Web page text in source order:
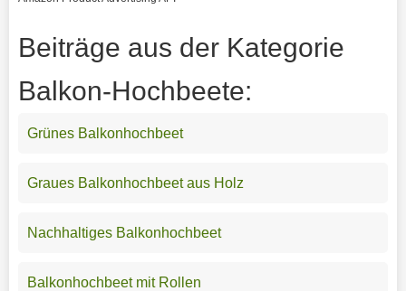
Beiträge aus der Kategorie
Balkon-Hochbeete:
Grünes Balkonhochbeet
Graues Balkonhochbeet aus Holz
Nachhaltiges Balkonhochbeet
Balkonhochbeet mit Rollen